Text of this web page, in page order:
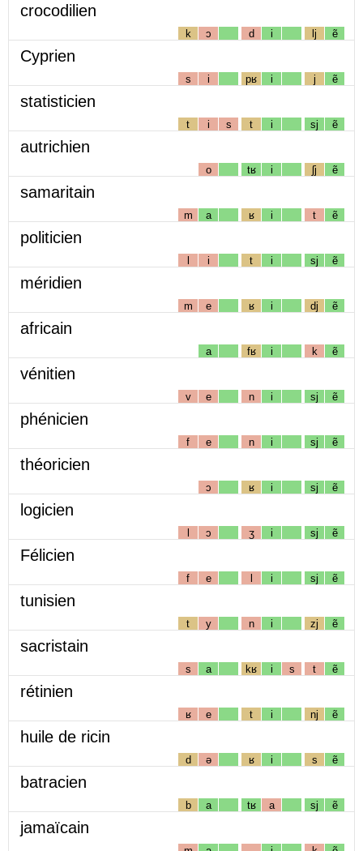
crocodilien
k ɔ d i lj ẽ
Cyprien
s i pʁ i j ẽ
statisticien
t i s t i sj ẽ
autrichien
o tʁ i ʃj ẽ
samaritain
m a ʁ i t ẽ
politicien
l i t i sj ẽ
méridien
m e ʁ i dj ẽ
africain
a fʁ i k ẽ
vénitien
v e n i sj ẽ
phénicien
f e n i sj ẽ
théoricien
ɔ ʁ i sj ẽ
logicien
l ɔ ʒ i sj ẽ
Félicien
f e l i sj ẽ
tunisien
t y n i zj ẽ
sacristain
s a kʁ i s t ẽ
rétinien
ʁ e t i nj ẽ
huile de ricin
d ə ʁ i s ẽ
batracien
b a tʁ a sj ẽ
jamaïcain